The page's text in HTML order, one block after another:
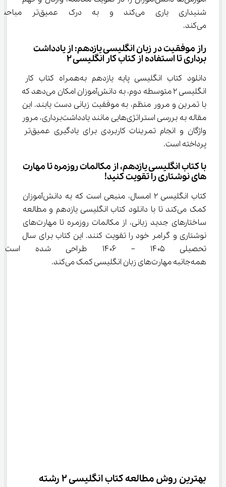
شنیداری یاری می‌کند و به
می‌کند.
راز موفقیت در زبان انگلیسی یازدهم: از یادداشت
برداری تا استفاده از کتاب کار انگلیسی 2
دانلود کتاب انگلیسی پایه یازدهم به‌همراه کتاب کار
انگلیسی 2 متوسطه دوم، به دانش‌آموزان امکان می‌دهد که
با تمرین و مرور منظم، به موفقیت زبانی دست یابند. این
مقاله به بررسی استراتژی‌هایی مانند یادداشت‌برداری، مرور
واژگان و انجام تمرینات کاربردی برای یادگیری عمیق‌تر
پرداخته است.
با کتاب انگلیسی یازدهم، از مکالمات روزمره تا مهارت
های نوشتاری را تقویت کنید!
کتاب انگلیسی 2 امسال، منبعی است که به دانش‌آموزان
کمک می‌کند تا با دانلود کتاب انگلیسی یازدهم و مطالعه
ساختارهای جدید زبانی، از مکالمات روزمره تا مهارت‌های
نوشتاری و گرامر خود را تقویت کنند. این کتاب برای سال
تحصیلی ۱۴۰۵ – ۱۴۰۶
همه‌جانبه مهارت‌های زبان انگلیسی کمک می‌کند.
بهترین روش مطالعه کتاب انگلیسی 2 رشته